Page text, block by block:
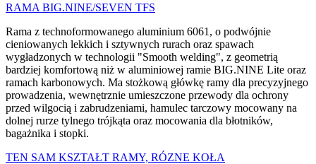
RAMA BIG.NINE/SEVEN TFS
Rama z technoformowanego aluminium 6061, o podwójnie
cieniowanych lekkich i sztywnych rurach oraz spawach
wygładzonych w technologii "Smooth welding", z geometrią
bardziej komfortową niż w aluminiowej ramie BIG.NINE Lite oraz
ramach karbonowych. Ma stożkową główkę ramy dla precyzyjnego
prowadzenia, wewnętrznie umieszczone przewody dla ochrony
przed wilgocią i zabrudzeniami, hamulec tarczowy mocowany na
dolnej rurze tylnego trójkąta oraz mocowania dla błotników,
bagażnika i stopki.
TEN SAM KSZTAŁT RAMY, RÓZNE KOŁA